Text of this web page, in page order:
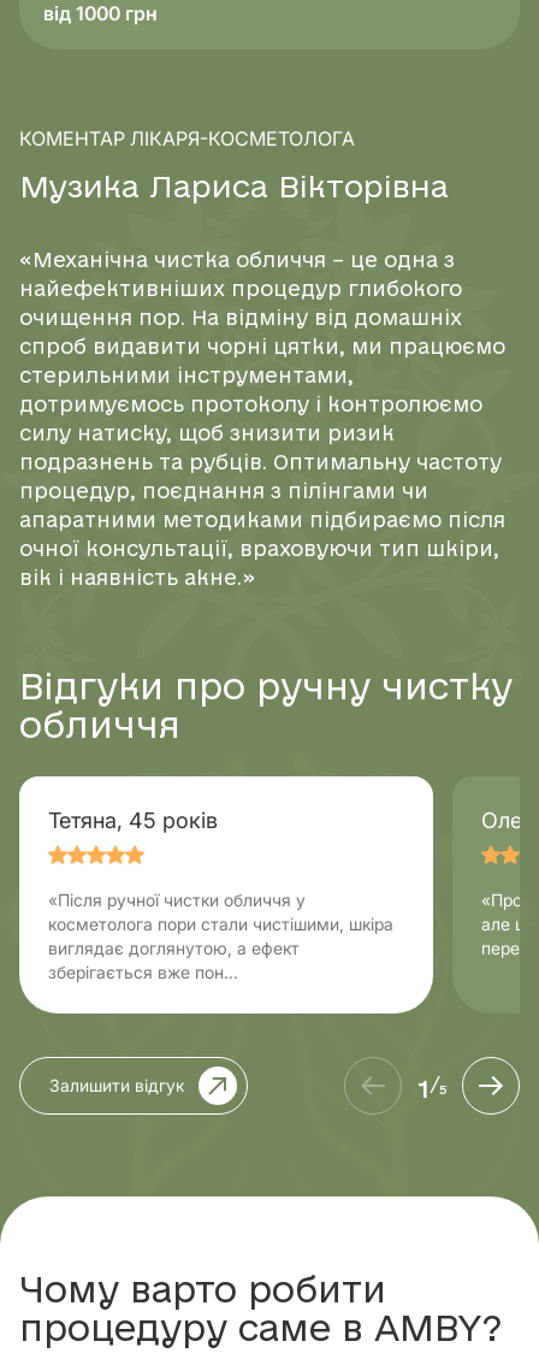
від 1000 грн
КОМЕНТАР ЛІКАРЯ-КОСМЕТОЛОГА
М узи ка Л ариса Ві кторівна
«Механічна чистка обличчя – це одна з
найефективніших процедур глибокого
очищення пор. На відміну від домашніх
спроб видавити чорні цятки, ми працюємо
стерильними інструментами,
дотримуємось протоколу і контролюємо
силу натиску, щоб знизити ризик
подразнень та рубців. Оптимальну частоту
процедур, поєднання з пілінгами чи
апаратними методиками підбираємо після
очної консультації, враховуючи тип шкіри,
вік і наявність акне.»
Відгуки про ручну чистку
обличчя
Тетяна, 45 років
«Після ручної чистки обличчя у
косметолога пори стали чистішими, шкіра
виглядає доглянутою, а ефект
зберігається вже пон...
але
Залишити відгук 1/5
Чому варто робити
процедуру саме в AMBY?